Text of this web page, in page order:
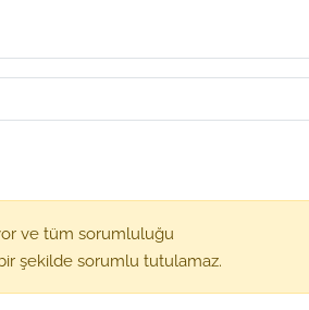
ve tüm sorumluluğu
şekilde sorumlu tutulamaz.